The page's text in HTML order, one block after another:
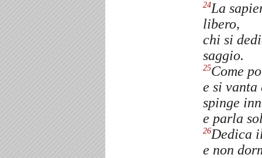
24La
libero,
chi si
saggio.
25Come
e si
spinge
e parla
26Dedica
e non